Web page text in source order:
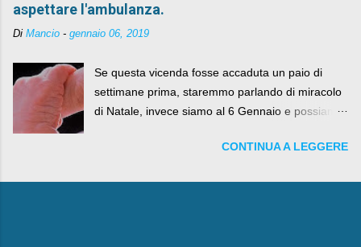
aspettare l'ambulanza.
Di Mancio - gennaio 06, 2019
Se questa vicenda fosse accaduta un paio di
settimane prima, staremmo parlando di miracolo
di Natale, invece siamo al 6 Gennaio e possiamo
e la Befana, visto il lieto epilogo della vicenda.
CONTINUA A LEGGERE